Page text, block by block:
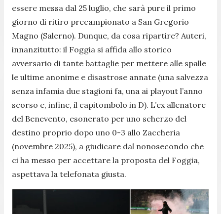
essere messa dal 25 luglio, che sarà pure il primo
giorno di ritiro precampionato a San Gregorio
Magno (Salerno). Dunque, da cosa ripartire? Auteri,
innanzitutto: il Foggia si affida allo storico
avversario di tante battaglie per mettere alle spalle
le ultime anonime e disastrose annate (una salvezza
senza infamia due stagioni fa, una ai playout l’anno
scorso e, infine, il capitombolo in D). L’ex allenatore
del Benevento, esonerato per uno scherzo del
destino proprio dopo uno 0-3 allo Zaccheria
(novembre 2025), a giudicare dal nonosecondo che
ci ha messo per accettare la proposta del Foggia,
aspettava la telefonata giusta.